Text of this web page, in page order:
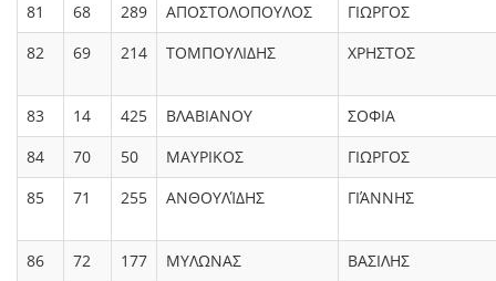
81
68 289 ΑΠΟΣΤΟΛΟΠΟΥΛΟΣ
ΓΙΩΡΓΟΣ
82
69 214 ΤΟΜΠΟΥΛΙΔΗΣ ΧΡΗΣΤΟΣ
83 14 425 ΒΛΑΒΙΑΝΟΥ
ΣΟΦΙΑ
84
70 50 ΜΑΥΡΙΚΟΣ
ΓΙΩΡΓΟΣ
85
71 255 ΑΝΘΟΥΛΊΔΗΣ ΓΙΆΝΝΗΣ
86 72 177 ΜΥΛΩΝΑΣ
ΒΑΣΙΛΗΣ